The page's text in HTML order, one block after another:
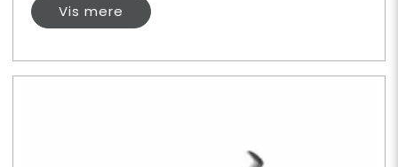
Vis mere